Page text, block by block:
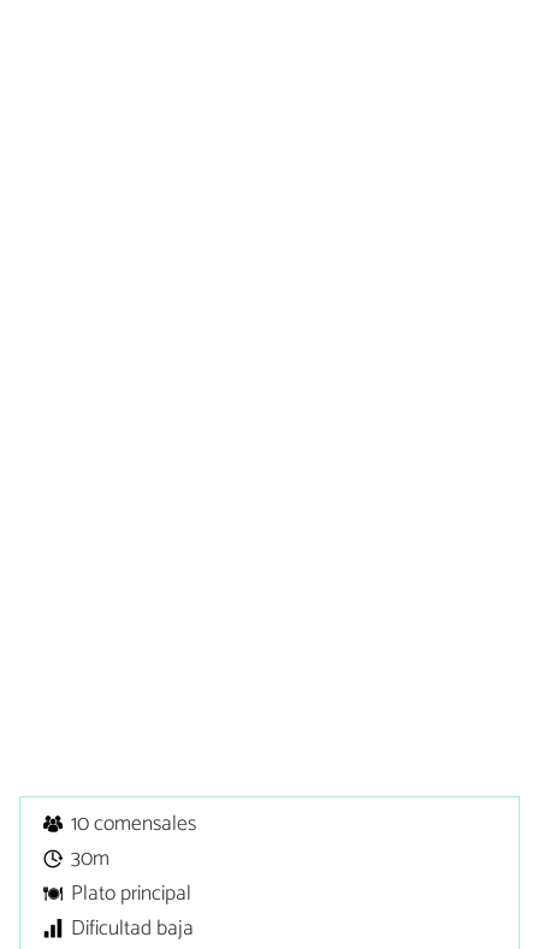
10 comensales
30m
Plato principal
Dificultad baja